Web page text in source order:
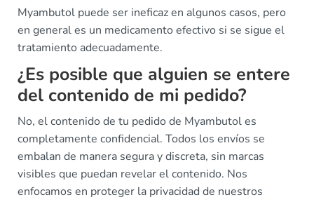
Myambutol puede ser ineficaz en algunos casos, pero
en general es un medicamento efectivo si se sigue el
tratamiento adecuadamente.
¿Es posible que alguien se entere
del contenido de mi pedido?
No, el contenido de tu pedido de Myambutol es
completamente confidencial. Todos los envíos se
embalan de manera segura y discreta, sin marcas
visibles que puedan revelar el contenido. Nos
enfocamos en proteger la privacidad de nuestros